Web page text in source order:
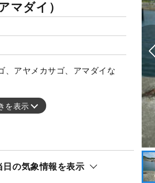
マダイ）
、アヤメカサゴ、アマダイな
を表示
日の気象情報を表示